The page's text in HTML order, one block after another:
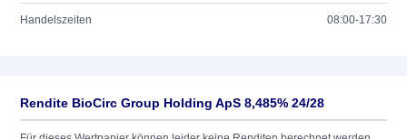
Handelszeiten 08:00-17:30
Rendite BioCirc Group Holding ApS 8,485% 24/28